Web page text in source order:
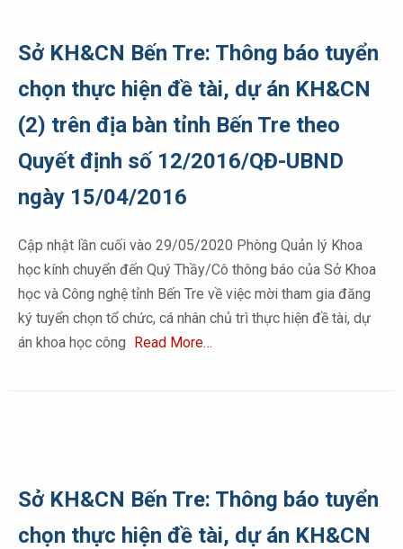
Sở KH&CN Bến Tre: Thông báo tuyển
chọn thực hiện đề tài, dự án KH&CN
(2) trên địa bàn tỉnh Bến Tre theo
Quyết định số 12/2016/QĐ-UBND
ngày 15/04/2016
Cập nhật lần cuối vào 29/05/2020 Phòng Quản lý Khoa
học kính chuyển đến Quý Thầy/Cô thông báo của Sở Khoa
học và Công nghệ tỉnh Bến Tre về việc mời tham gia đăng
ký tuyển chọn tổ chức, cá nhân chủ trì thực hiện đề tài, dự
án khoa học công Read More…
Sở KH&CN Bến Tre: Thông báo tuyển
chọn thực hiện đề tài, dự án KH&CN